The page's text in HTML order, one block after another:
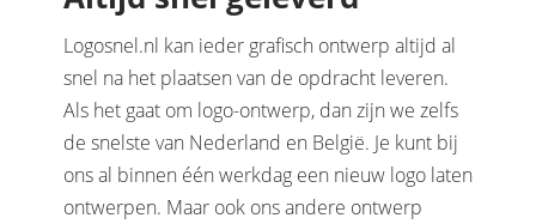
Logosnel.nl kan ieder grafisch ontwerp altijd al
snel na het plaatsen van de opdracht leveren.
Als het gaat om logo-ontwerp, dan zijn we zelfs
de snelste van Nederland en België. Je kunt bij
ons al binnen één werkdag een nieuw logo laten
ontwerpen. Maar ook ons andere ontwerp